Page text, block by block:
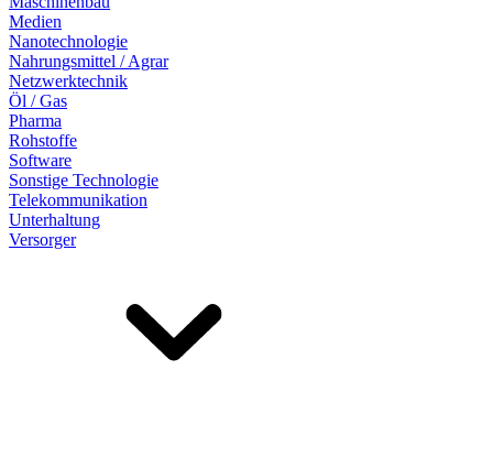
Medien
Nanotechnologie
Nahrungsmittel / Agrar
Netzwerktechnik
Öl / Gas
Pharma
Rohstoffe
Software
Sonstige Technologie
Telekommunikation
Unterhaltung
Versorger